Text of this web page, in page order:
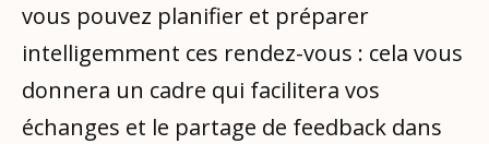
vous pouvez planifier et préparer
intelligemment ces rendez-vous : cela vous
donnera un cadre qui facilitera vos
échanges et le partage de feedback dans